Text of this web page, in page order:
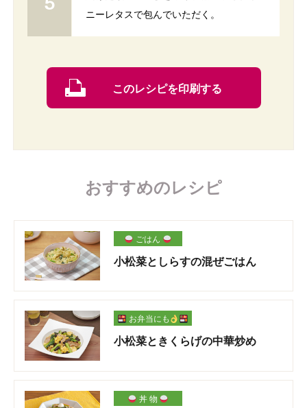
ニーレタスで包んでいただく。
このレシピを印刷する
おすすめのレシピ
ごはん
小松菜としらすの混ぜごはん
お弁当にも
小松菜ときくらげの中華炒め
丼 物